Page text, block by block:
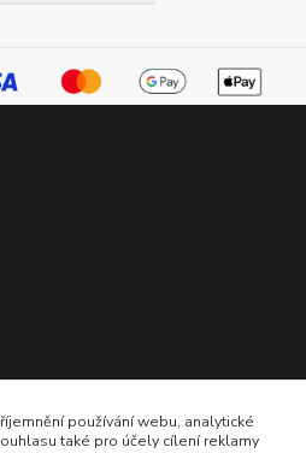
používání webu, analytické
také pro účely cílení reklamy